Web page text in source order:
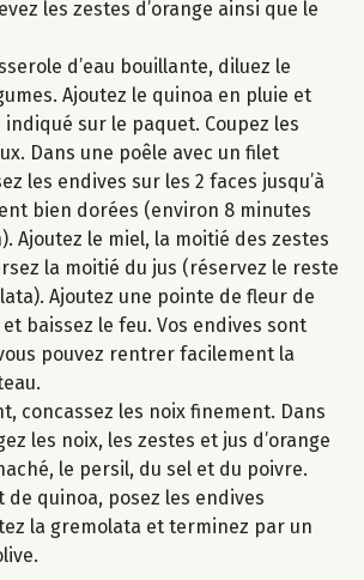
les zestes d’orange ainsi que le
d’eau bouillante, diluez le
Ajoutez le quinoa en pluie et
sur le paquet. Coupez les
Dans une poêle avec un filet
les endives sur les 2 faces jusqu’à
bien dorées (environ 8 minutes
Ajoutez le miel, la moitié des zestes
la moitié du jus (réservez le reste
Ajoutez une pointe de fleur de
baissez le feu. Vos endives sont
pouvez rentrer facilement la
concassez les noix finement. Dans
les noix, les zestes et jus d’orange
le persil, du sel et du poivre.
de quinoa, posez les endives
la gremolata et terminez par un